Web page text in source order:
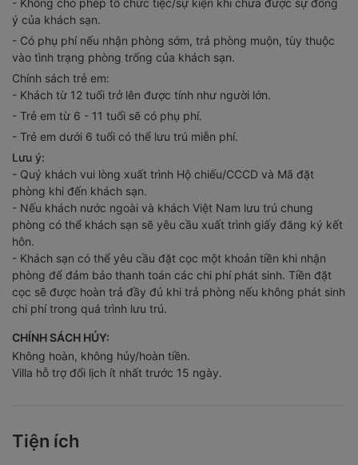
- Không cho phép tổ chức tiệc/sự kiện khi chưa được sự đồng
ý của khách sạn.
- Có phụ phí nếu nhận phòng sớm, trả phòng muộn, tùy thuộc
vào tình trạng phòng trống của khách sạn.
Chính sách trẻ em:
- Khách từ 12 tuổi trở lên được tính như người lớn.
- Trẻ em từ 6 - 11 tuổi sẽ có phụ phí.
- Trẻ em dưới 6 tuổi có thể lưu trú miễn phí.
Lưu ý:
- Quý khách vui lòng xuất trình Hộ chiếu/CCCD và Mã đặt
phòng khi đến khách sạn.
- Nếu khách nước ngoài và khách Việt Nam lưu trú chung
phòng có thể khách sạn sẽ yêu cầu xuất trình giấy đăng ký kết
hôn.
- Khách sạn có thể yêu cầu đặt cọc một khoản tiền khi nhận
phòng để đảm bảo thanh toán các chi phí phát sinh. Tiền đặt
cọc sẽ được hoàn trả đầy đủ khi trả phòng nếu không phát sinh
chi phí trong quá trình lưu trú.
CHÍNH SÁCH HỦY:
Không hoàn, không hủy/hoàn tiền.
Villa hỗ trợ đổi lịch ít nhất trước 15 ngày.
Tiện ích